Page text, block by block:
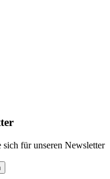
für unseren Newsletter